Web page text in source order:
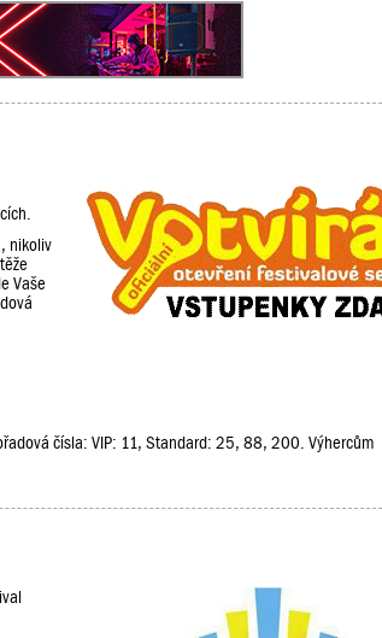
nikoliv
Vaše
čísla: VIP: 11, Standard: 25, 88, 200. Výhercům